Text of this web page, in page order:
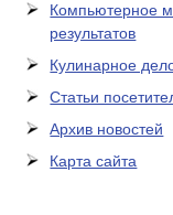
Компьютерное
результатов
Кулинарное
Статьи
Архив новостей
Карта сайта